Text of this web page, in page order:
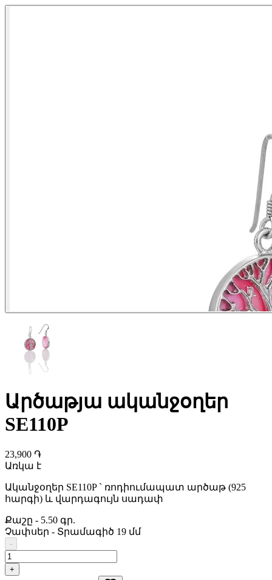
Արծաթյա ականջօղեր
SE110P
23,900 ֏
Առկա է
Ականջօղեր SE110P ` ռոդիումապատ արծաթ (925
հարգի) և վարդագույն սադափ
Քաշը - 5.50 գր.
Չափսեր - Տրամագիծ 19 մմ
-
+